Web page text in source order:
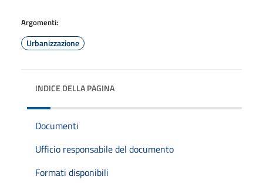
Argomenti:
Urbanizzazione
INDICE DELLA PAGINA
Documenti
Ufficio responsabile del documento
Formati disponibili